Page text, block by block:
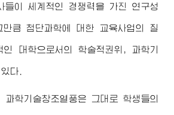
들이 세계적인 경쟁력을 가진 연구성
만큼 첨단과학에 대한 교육사업의 질
대학으로서의 학술적권위, 과학기
다.
과학기술창조열풍은 그대로 학생들의